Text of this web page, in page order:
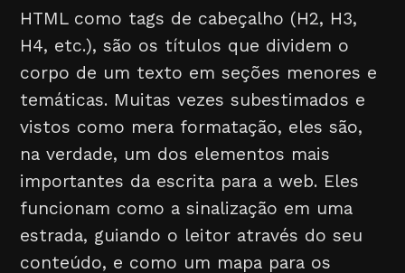
HTML como tags de cabeçalho (H2, H3,
H4, etc.), são os títulos que dividem o
corpo de um texto em seções menores e
temáticas. Muitas vezes subestimados e
vistos como mera formatação, eles são,
na verdade, um dos elementos mais
importantes da escrita para a web. Eles
funcionam como a sinalização em uma
estrada, guiando o leitor através do seu
conteúdo, e como um mapa para os